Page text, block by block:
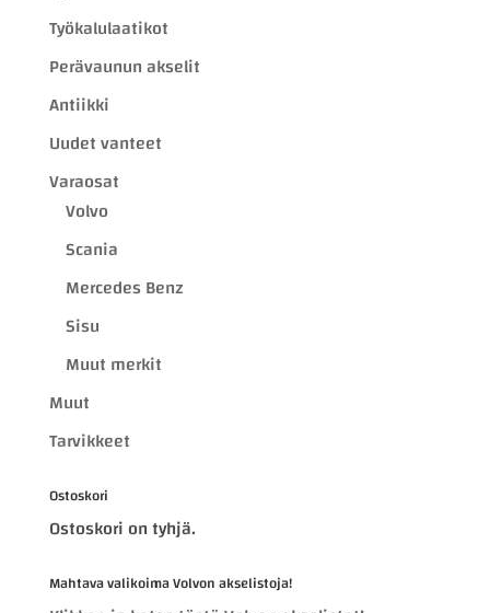
Työkalulaatikot
Perävaunun akselit
Antiikki
Uudet vanteet
Varaosat
Volvo
Scania
Mercedes Benz
Sisu
Muut merkit
Muut
Tarvikkeet
Ostoskori
Ostoskori on tyhjä.
Mahtava valikoima Volvon akselistoja!